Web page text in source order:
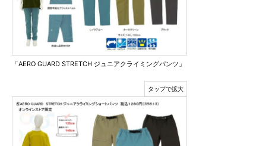
「AERO GUARD STRETCH ジュニアクライミングパンツ」